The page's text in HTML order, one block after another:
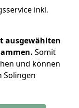
inkl.
ausgewählten
Somit
und können
Solingen